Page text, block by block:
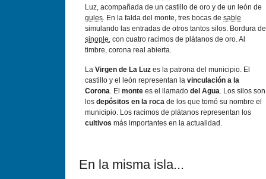
Luz, acompañada de un castillo de oro y de un león de
gules. En la falda del monte, tres bocas de sable
simulando las entradas de otros tantos silos. Bordura de
sinople, con cuatro racimos de plátanos de oro. Al
timbre, corona real abierta.
La Virgen de La Luz es la patrona del municipio. El
castillo y el león representan la vinculación a la
Corona. El monte es el llamado del Agua. Los silos son
los depósitos en la roca de los que tomó su nombre el
municipio. Los racimos de plátanos representan los
cultivos más importantes en la actualidad.
En la misma isla...